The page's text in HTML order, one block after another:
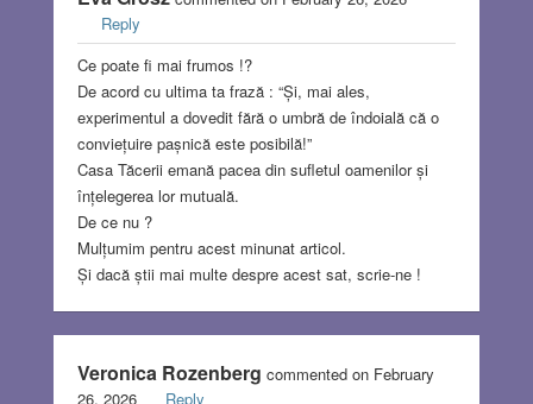
Reply
Ce poate fi mai frumos !?
De acord cu ultima ta frază : “Și, mai ales,
experimentul a dovedit fără o umbră de îndoială că o
conviețuire pașnică este posibilă!”
Casa Tăcerii emană pacea din sufletul oamenilor și
înțelegerea lor mutuală.
De ce nu ?
Mulțumim pentru acest minunat articol.
Și dacă știi mai multe despre acest sat, scrie-ne !
Veronica Rozenberg commented on February
26, 2026
Reply